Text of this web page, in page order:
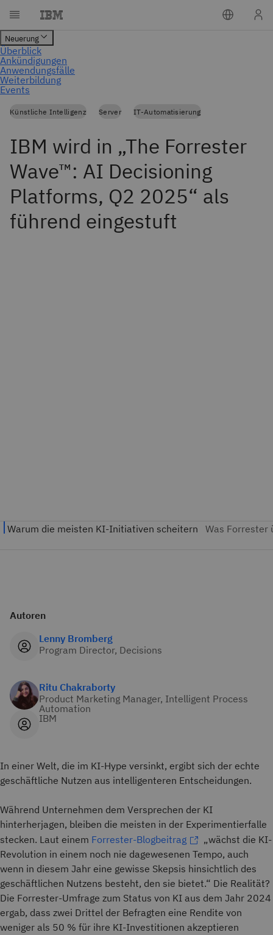
Künstliche Intelligenz Server IT-Automatisierung
IBM wird in „The Forrester
Wave™: AI Decisioning
Platforms, Q2 2025“ als
führend eingestuft
Autoren
Lenny Bromberg
Program Director, Decisions
Ritu Chakraborty
Product Marketing Manager, Intelligent Process
Automation
IBM
In einer Welt, die im KI-Hype versinkt, ergibt sich der echte
geschäftliche Nutzen aus intelligenteren Entscheidungen.
Während Unternehmen dem Versprechen der KI
hinterherjagen, bleiben die meisten in der Experimentierfalle
stecken. Laut einem Forrester-Blogbeitrag
„wächst die KI-
Revolution in einem noch nie dagewesenen Tempo, auch
wenn in diesem Jahr eine gewisse Skepsis hinsichtlich des
geschäftlichen Nutzens besteht, den sie bietet.“ Die Realität?
Die Forrester-Umfrage zum Status von KI aus dem Jahr 2024
ergab, dass zwei Drittel der Befragten eine Rendite von
weniger als 50 % für ihre KI-Investitionen akzeptieren